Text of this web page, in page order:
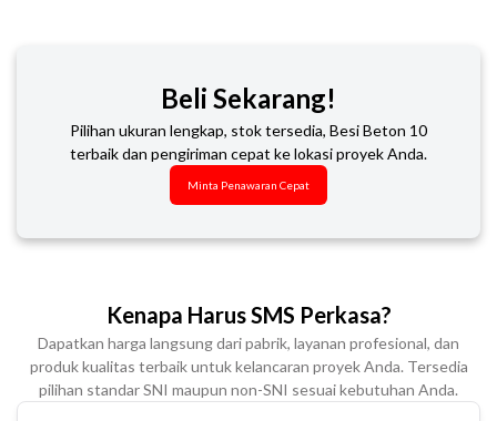
Beli Sekarang!
Pilihan ukuran lengkap, stok tersedia, Besi Beton 10
terbaik dan pengiriman cepat ke lokasi proyek Anda.
Minta Penawaran Cepat
Kenapa Harus SMS Perkasa?
Dapatkan harga langsung dari pabrik, layanan profesional, dan
produk kualitas terbaik untuk kelancaran proyek Anda. Tersedia
pilihan standar SNI maupun non-SNI sesuai kebutuhan Anda.